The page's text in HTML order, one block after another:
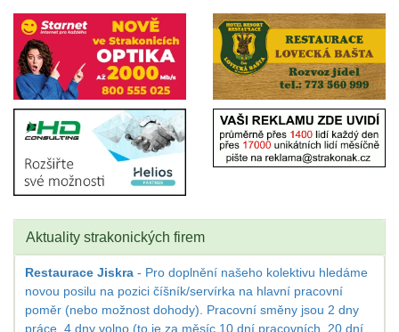
Aktuality strakonických firem
Restaurace Jiskra - Pro doplnění našeho kolektivu hledáme
novou posilu na pozici číšník/servírka na hlavní pracovní
poměr (nebo možnost dohody). Pracovní směny jsou 2 dny
práce, 4 dny volno (to je za měsíc 10 dní pracovních, 20 dní